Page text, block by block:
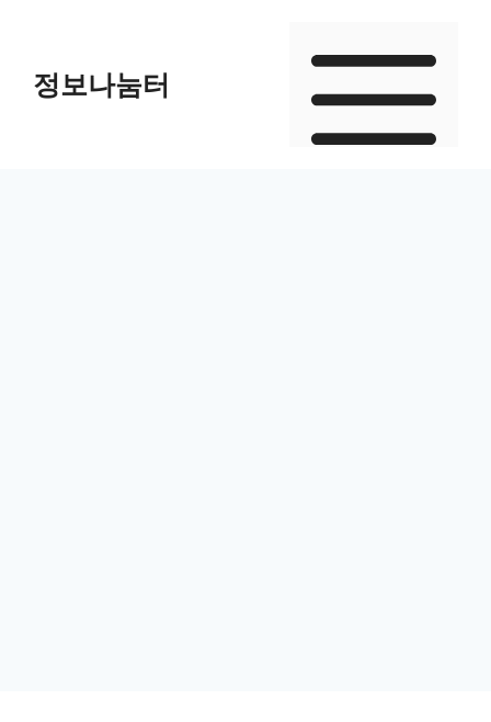
content정보나눔터